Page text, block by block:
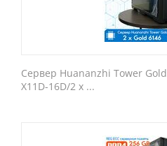
Cервер Huananzhi Tower Gold
X11D-16D/2 x ...